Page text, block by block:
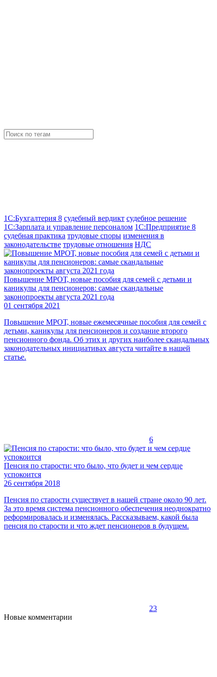
1С:Бухгалтерия 8 судебный вердикт судебное решение
1С:Зарплата и управление персоналом 1С:Предприятие 8
судебная практика трудовые споры изменения в
законодательстве трудовые отношения НДС
Повышение МРОТ, новые пособия для семей с детьми и
каникулы для пенсионеров: самые скандальные
законопроекты августа 2021 года
01 сентября 2021
Повышение МРОТ, новые ежемесячные пособия для семей с
детьми, каникулы для пенсионеров и создание второго
пенсионного фонда. Об этих и других наиболее скандальных
законодательных инициативах августа читайте в нашей
статье.
6
Пенсия по старости: что было, что будет и чем сердце
успокоится
26 сентября 2018
Пенсия по старости существует в нашей стране около 90 лет.
За это время система пенсионного обеспечения неоднократно
реформировалась и изменялась. Рассказываем, какой была
пенсия по старости и что ждет пенсионеров в будущем.
23
Новые комментарии